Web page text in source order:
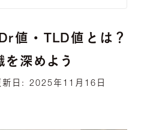
新日: 2025年11月16日
値・TLD値とは？
を深めよう